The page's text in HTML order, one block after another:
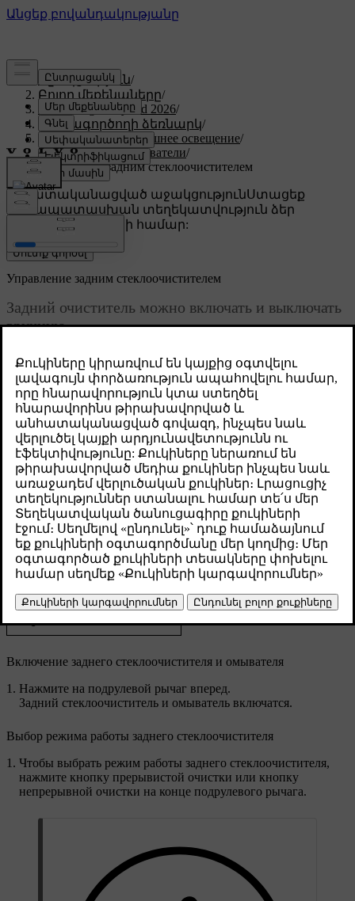
Աջակցություն/
Բոլոր մեքենաները/
XC60 Plug-in Hybrid 2026/
Օգտագործողի ձեռնարկ/
Обзор, зеркала и внешнее освещение/
Очистители и омыватели/
Управление задним стеклоочистителем
Անհատականացված աջակցությունՍտացեք
համապատասխան տեղեկատվություն ձեր
կոնկրետ մեքենայի համար:
Մուտք գործել
Թարմացված 30.03.2026
Управление задним стеклоочистителем
Задний очиститель можно включать и выключать
вручную.
Элементы управления задним стеклоочистителем
расположены на правом подрулевом рычаге.
Режимы работы заднего стеклоочистителя:
Прерывистая очистка
Непрерывная очистка
Включение заднего стеклоочистителя и омывателя
Нажмите на подрулевой рычаг вперед.
Задний стеклоочиститель и омыватель включатся.
Выбор режима работы заднего стеклоочистителя
Чтобы выбрать режим работы заднего стеклоочистителя,
нажмите кнопку прерывистой очистки или кнопку
непрерывной очистки на конце подрулевого рычага.